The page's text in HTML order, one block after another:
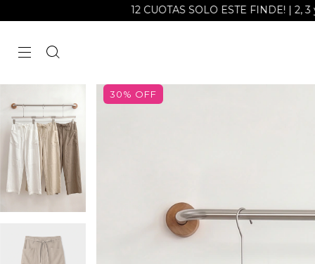
12 CUOTAS SOLO ESTE FINDE! | 2, 3 y 6 cuotas
30% OFF